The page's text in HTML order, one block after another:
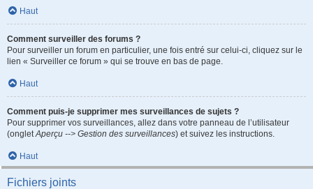
Haut
Comment surveiller des forums ?
Pour surveiller un forum en particulier, une fois entré sur celui-ci, cliquez sur le
lien « Surveiller ce forum » qui se trouve en bas de page.
Haut
Comment puis-je supprimer mes surveillances de sujets ?
Pour supprimer vos surveillances, allez dans votre panneau de l’utilisateur
(ongletAperçu --> Gestion des surveillances) et suivez les instructions.
Haut
Fichiers joints